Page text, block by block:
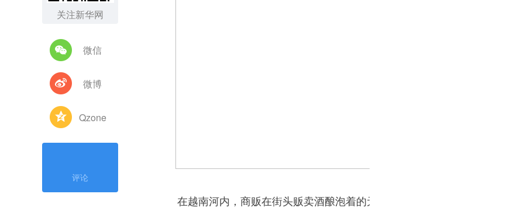
关注新华网
微信
微博
Qzone
评论
在越南河内，商贩在街头贩卖酒酿泡着的元宵。新华社发（胡如意 摄）